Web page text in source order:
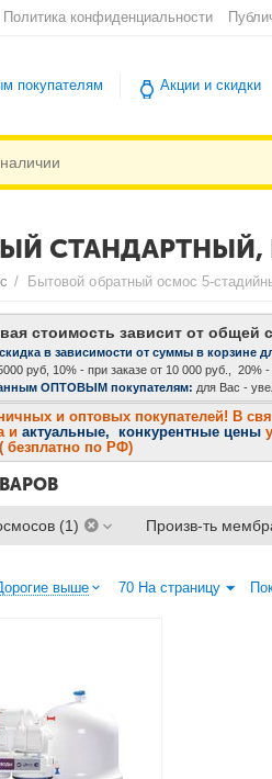
Политика конфиденциальности
покупателям Акции и скидки
/
стоимость зависит от общей
в зависимости от суммы в корзине
руб, 10% - при заказе от 10 000 руб., 20%
ОПТОВЫМ покупателям: для Вас -
и оптовых покупателей! В
и актуальные, конкурентные цены
( безплатно по РФ)
(1) Произв-ть
выше 70 На страницу